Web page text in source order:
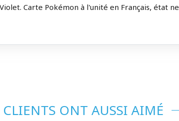
Carte Pokémon à l'unité en Français, état
CLIENTS ONT AUSSI AIMÉ